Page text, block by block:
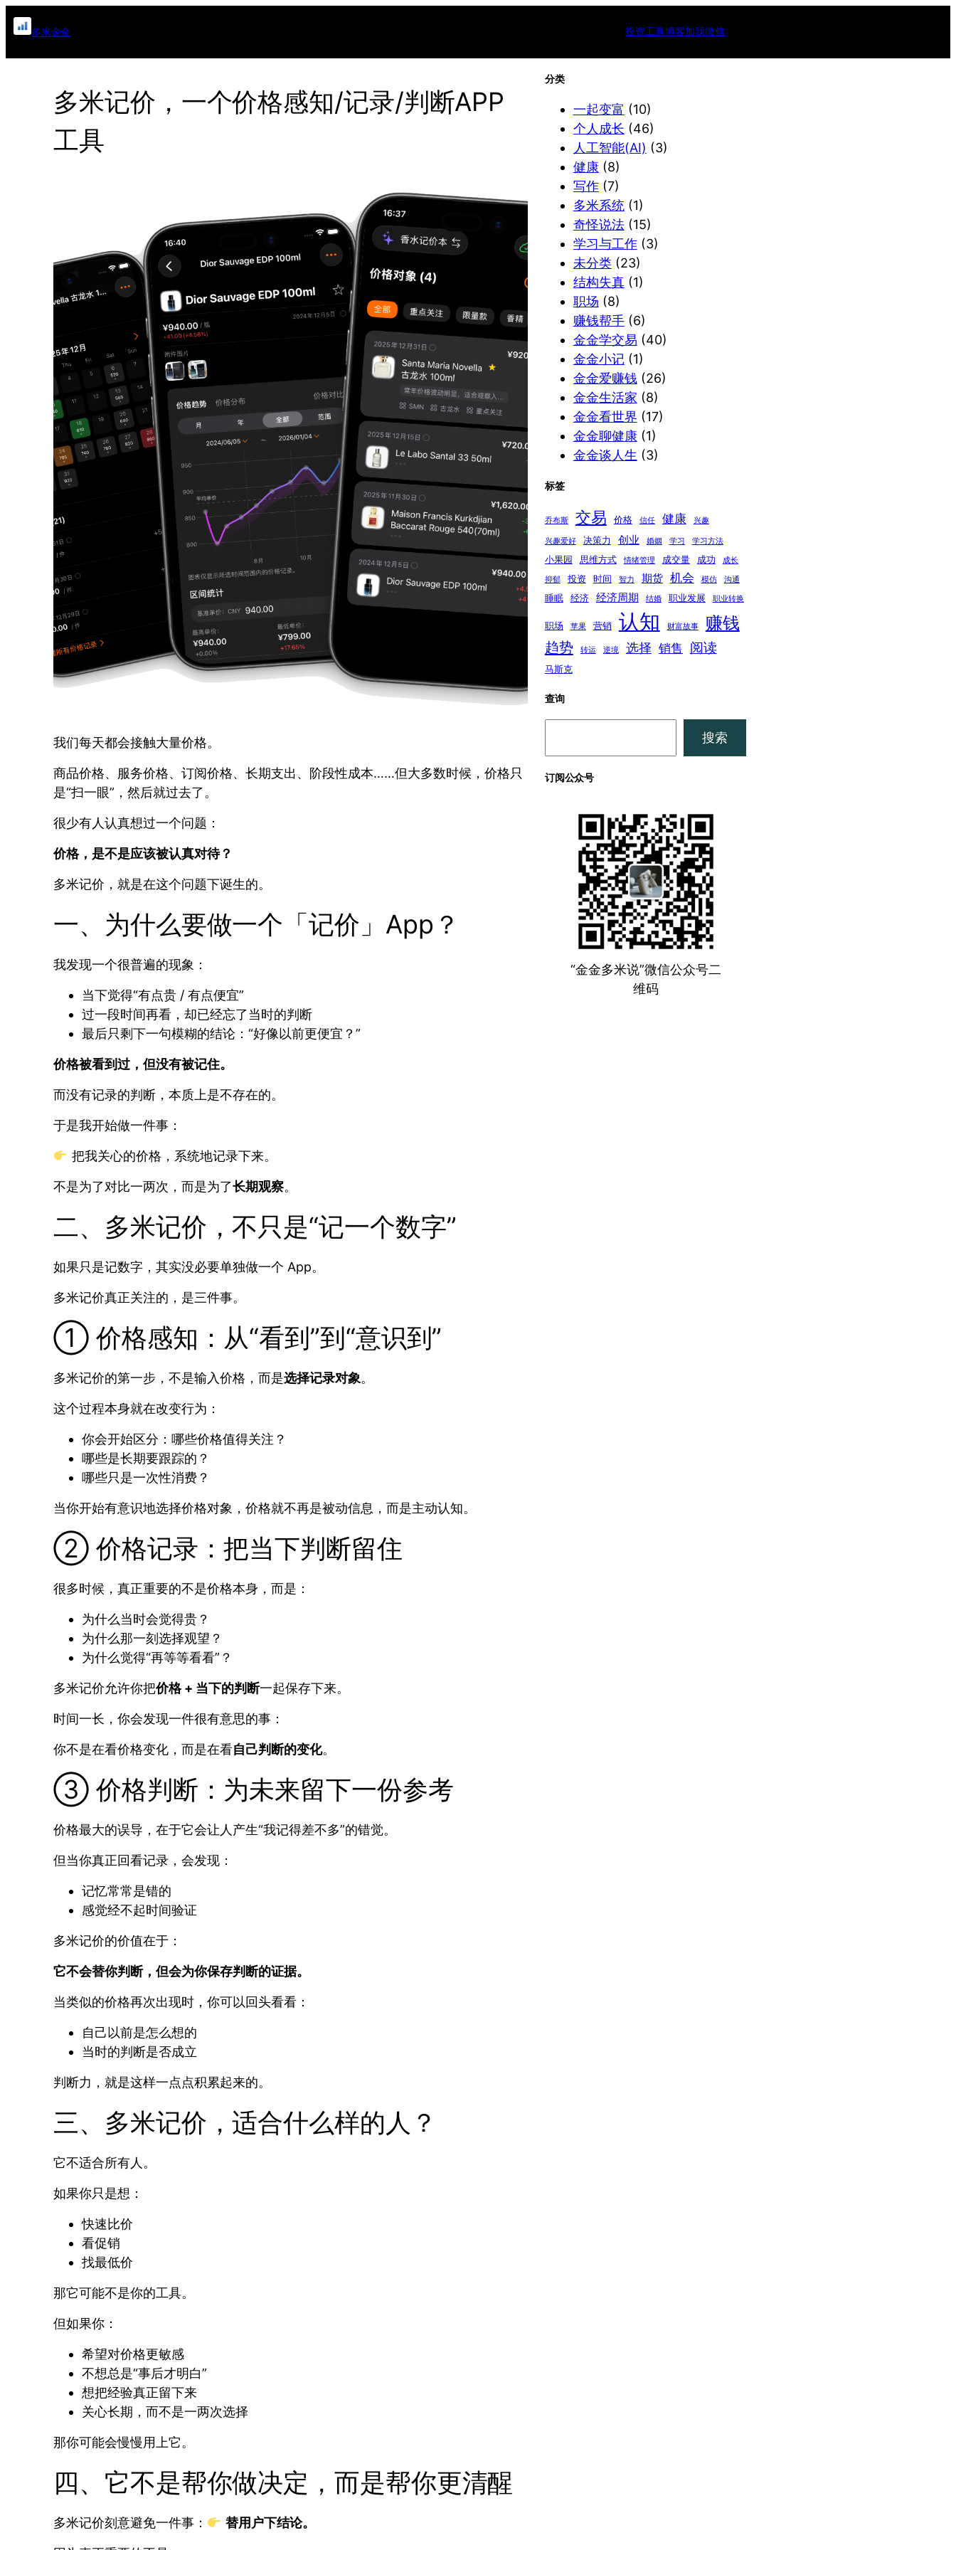
跳
至
多米金金 投资工具博客加我微信
多米记价，一个价格感知/记录/判断APP
工具
我们每天都会接触大量价格。
商品价格、服务价格、订阅价格、长期支出、阶段性成本……但大多数时候，价格只
是“扫一眼”，然后就过去了。
很少有人认真想过一个问题：
价格，是不是应该被认真对待？
多米记价，就是在这个问题下诞生的。
一、为什么要做一个「记价」App？
我发现一个很普遍的现象：
当下觉得“有点贵 / 有点便宜”
过一段时间再看，却已经忘了当时的判断
最后只剩下一句模糊的结论：“好像以前更便宜？”
价格被看到过，但没有被记住。
而没有记录的判断，本质上是不存在的。
于是我开始做一件事：
把我关心的价格，系统地记录下来。
不是为了对比一两次，而是为了长期观察。
二、多米记价，不只是“记一个数字”
如果只是记数字，其实没必要单独做一个 App。
多米记价真正关注的，是三件事。
① 价格感知：从“看到”到“意识到”
多米记价的第一步，不是输入价格，而是选择记录对象。
这个过程本身就在改变行为：
你会开始区分：哪些价格值得关注？
哪些是长期要跟踪的？
哪些只是一次性消费？
当你开始有意识地选择价格对象，价格就不再是被动信息，而是主动认知。
② 价格记录：把当下判断留住
很多时候，真正重要的不是价格本身，而是：
为什么当时会觉得贵？
为什么那一刻选择观望？
为什么觉得“再等等看看”？
多米记价允许你把价格 + 当下的判断一起保存下来。
时间一长，你会发现一件很有意思的事：
你不是在看价格变化，而是在看自己判断的变化。
③ 价格判断：为未来留下一份参考
价格最大的误导，在于它会让人产生“我记得差不多”的错觉。
但当你真正回看记录，会发现：
记忆常常是错的
感觉经不起时间验证
多米记价的价值在于：
它不会替你判断，但会为你保存判断的证据。
当类似的价格再次出现时，你可以回头看看：
自己以前是怎么想的
当时的判断是否成立
判断力，就是这样一点点积累起来的。
三、多米记价，适合什么样的人？
它不适合所有人。
如果你只是想：
快速比价
看促销
找最低价
那它可能不是你的工具。
但如果你：
希望对价格更敏感
不想总是“事后才明白”
想把经验真正留下来
关心长期，而不是一两次选择
那你可能会慢慢用上它。
四、它不是帮你做决定，而是帮你更清醒
多米记价刻意避免一件事： 替用户下结论。
分类
一起变富 (10)
个人成长 (46)
人工智能(AI) (3)
健康(8)
写作(7)
多米系统(1)
奇怪说法(15)
学习与工作(3)
未分类(23)
结构失真(1)
职场 (8)
赚钱帮手(6)
金金学交易 (40)
金金小记(1)
金金爱赚钱 (26)
金金生活家 (8)
金金看世界 (17)
金金聊健康(1)
金金谈人生 (3)
标签
乔布斯 交易 价格 信任 健康 兴趣
兴趣爱好 决策力 创业 婚姻 学习 学习方法
小果园 思维方式 情绪管理 成交量 成功 成长
抑郁 投资 时间 智力 期货 机会 模仿 沟通
睡眠 经济 经济周期 结婚 职业发展 职业转换
职场 苹果 营销 认知 财富故事 赚钱
趋势 转运 逆境 选择 销售 阅读
马斯克
查询
搜索
订阅公众号
“金金多米说”微信公众号二
维码